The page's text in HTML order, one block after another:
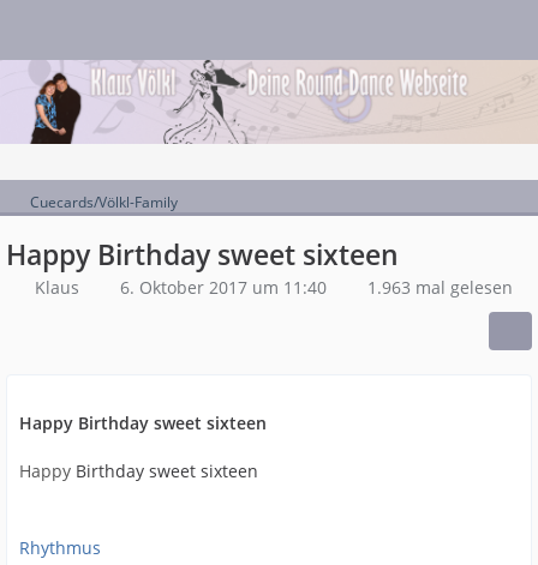
Cuecards/Völkl-Family
Happy Birthday sweet sixteen
Klaus 6. Oktober 2017 um 11:40 1.963 mal gelesen
Happy Birthday sweet sixteen
Happy Birthday sweet sixteen
Rhythmus